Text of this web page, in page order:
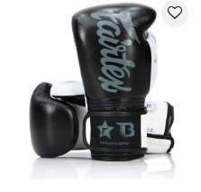
favorite_border